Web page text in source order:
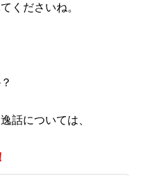
くださいね。
話については、